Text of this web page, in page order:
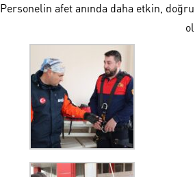
Personelin afet anında daha etkin,